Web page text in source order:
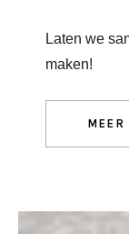
Laten we
maken!